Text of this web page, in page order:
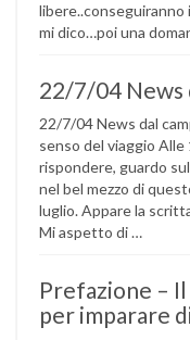
mi dico…poi una
22/7/04 News
22/7/04 News dal
senso del viaggio Alle
rispondere, guardo
nel bel mezzo di
luglio. Appare la
Mi aspetto di …
Prefazione –
per imparare